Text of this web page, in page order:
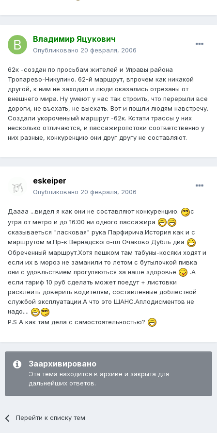
Владимир Яцукович
Опубликовано 20 февраля, 2006
62к -создан по просьбам жителей и Управы района
Тропарево-Никулино. 62-й маршрут, впрочем как никакой
другой, к ним не заходил и люди оказались отрезаны от
внешнего мира. Ну умеют у нас так строить, что перерыли все
дороги, не въехать, не выехать. Вот и пошли людям навстречу.
Создали укороченыый маршрут -62к. Кстати трассы у них
несколько отличаются, и пассажиропотоки соответственно у
них разные, конкуренцию они друг другу не составляют.
eskeiper
Опубликовано 20 февраля, 2006
Даааа ...видел я как они не составляют конкуренцию.
с
утра от метро и до 16:00 ни одного пассажира
сказываеться "ласковая" рука Парфирича.История как и с
маршрутом м.Пр-к Вернадского-пл Очаково Дубль два
Обреченный маршрут.Хотя пешком там табуны-косяки ходят и
если их в мороз не заманили то летом с бутылочкой пивка
они с удовльствием прогуляються за наше здоровье
.А
если тариф 10 руб сделать может поедут + листовки
расклеить доверить водителям, составленные доблестной
службой эксплуатации.А что это ШАНС.Аплодисментов не
надо....
P.S А как там дела с самостоятельностью?
Заархивировано
Эта тема находится в архиве и закрыта для
дальнейших ответов.
Перейти к списку тем